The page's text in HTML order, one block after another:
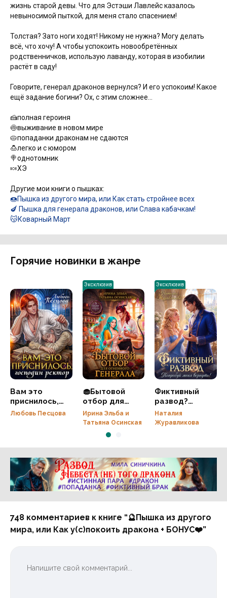
жизнь старой девы. Что для Эстэши Лавлейс казалось
невыносимой пыткой, для меня стало спасением!
Толстая? Зато ноги ходят! Никому не нужна? Могу делать
всё, что хочу! А чтобы успокоить новообретённых
родственничков, использую лаванду, которая в изобилии
растёт в саду!
Говорите, генерал драконов вернулся? И его успокоим! Какое
ещё задание богини? Ох, с этим сложнее…
🍰полная героиня
🍥выживание в новом мире
🥧попаданки драконам не сдаются
🍮легко и с юмором
🍭однотомник
🍬ХЭ
Другие мои книги о пышках:
🍩Пышка из другого мира, или Как стать стройнее всех
🍆 Пышка для генерала драконов, или Слава кабачкам!
😽Коварный Март
Горячие новинки в жанре
Вам это
приснилось,
господин
Любовь Песцова
Эксклюзив
🧁Бытовой
отбор для
огненного
генерала
Ирина Эльба и
Татьяна Осинская
Эксклюзив
Фиктивный
развод?
Попробуй меня
вернуть!
Наталия
Журавликова
Реклама 16+ АО «ЛитГород»
748 комментариев к книге “🔮Пышка из другого
мира, или Как у(с)покоить дракона + БОНУС‍❤️‍”